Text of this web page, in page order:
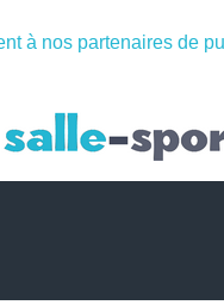
à nos partenaires de